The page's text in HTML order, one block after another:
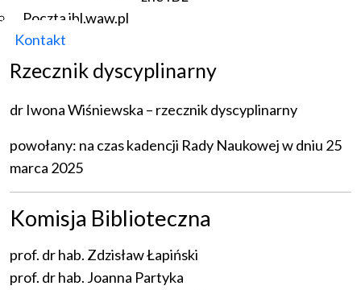
Poczta ibl.waw.pl
Kontakt
powołana w dniach 13 maja i 21 października 2025 r. na
czas kadencji Rady Naukowej
Rzecznik dyscyplinarny
dr Iwona Wiśniewska – rzecznik dyscyplinarny
powołany: na czas kadencji Rady Naukowej w dniu 25
marca 2025
Komisja Biblioteczna
prof. dr hab. Zdzisław Łapiński
prof. dr hab. Joanna Partyka